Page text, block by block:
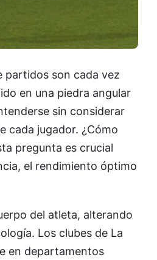
partidos son cada vez
en una piedra angular
sin considerar
cada jugador. ¿Cómo
pregunta es crucial
el rendimiento óptimo
del atleta, alterando
Los clubes de La
en departamentos